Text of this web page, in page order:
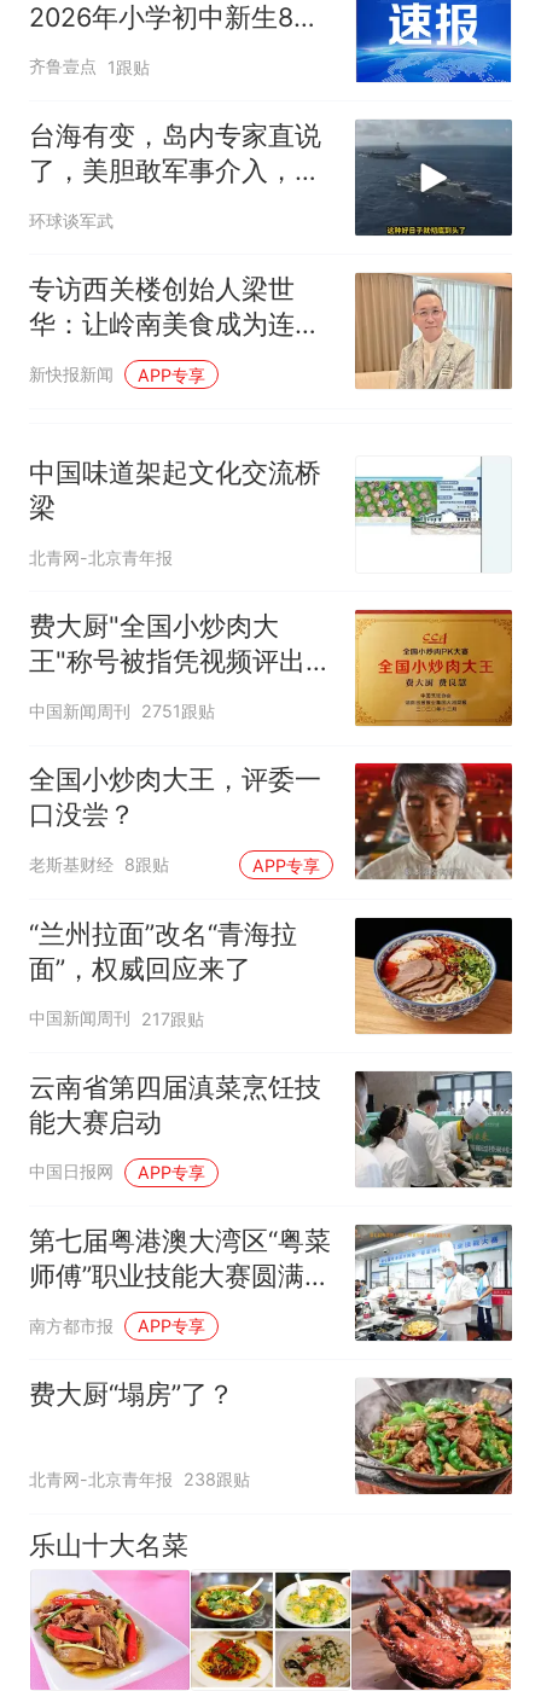
2026年小学初中新生8月
16日报到
齐鲁壹点 1跟贴
台海有变，岛内专家直说
了，美胆敢军事介入，战
场将推到美家门口
环球谈军武
专访西关楼创始人梁世
华：让岭南美食成为连接
传统与当代 本土与世界的
新快报新闻 APP专享
中国味道架起文化交流桥
梁
北青网-北京青年报
费大厨"全国小炒肉大
王"称号被指凭视频评出
官方回应
中国新闻周刊 2751跟贴
全国小炒肉大王，评委一
口没尝？
老斯基财经 8跟贴 APP专享
“兰州拉面”改名“青海拉
面”，权威回应来了
中国新闻周刊 217跟贴
云南省第四届滇菜烹饪技
能大赛启动
中国日报网 APP专享
第七届粤港澳大湾区“粤菜
师傅”职业技能大赛圆满闭
幕
南方都市报 APP专享
费大厨“塌房”了？
北青网-北京青年报 238跟贴
乐山十大名菜